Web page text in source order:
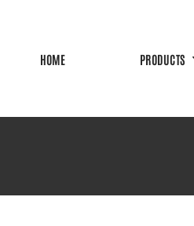
HOME PRODUCTS